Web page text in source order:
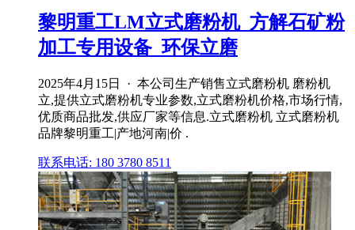
黎明重工LM立式磨粉机_方解石矿粉
加工专用设备_环保立磨
2025年4月15日 · 本公司生产销售立式磨粉机 磨粉机
立,提供立式磨粉机专业参数,立式磨粉机价格,市场行情,
优质商品批发,供应厂家等信息.立式磨粉机 立式磨粉机
品牌黎明重工|产地河南|价 .
联系电话: 180 3780 8511